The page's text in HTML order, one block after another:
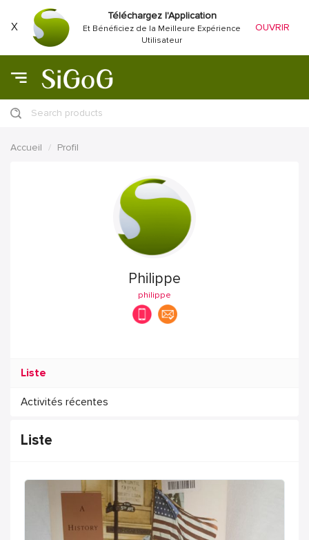
X
Téléchargez l'Application
Et Bénéficiez de la Meilleure Expérience
Utilisateur
OUVRIR
Search products
Accueil Profil
Philippe
philippe
Liste
Activités récentes
Liste